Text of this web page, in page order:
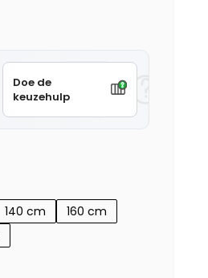
Doe de
keuzehulp
140 cm
160 cm